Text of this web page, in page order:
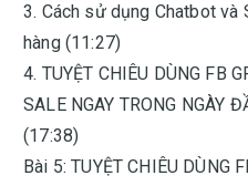
3. Cách sử dụng Chatbot
hàng (11:27)
4. TUYỆT CHIÊU DÙNG FB
SALE NGAY TRONG NGÀY
(17:38)
Bài 5: TUYỆT CHIÊU DÙNG